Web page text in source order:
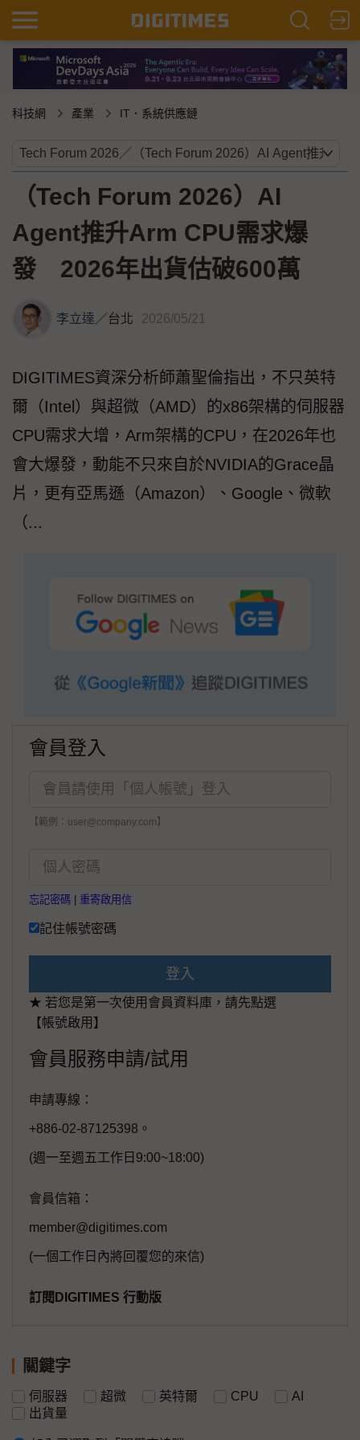
科技網 產業 IT．系統供應鏈
（Tech Forum 2026）AI
Agent推升Arm CPU需求爆
發 2026年出貨估破600萬
李立達／台北 2026/05/21
DIGITIMES資深分析師蕭聖倫指出，不只英特
爾（Intel）與超微（AMD）的x86架構的伺服器
CPU需求大增，Arm架構的CPU，在2026年也
會大爆發，動能不只來自於NVIDIA的Grace晶
片，更有亞馬遜（Amazon）、Google、微軟
（...
會員登入
【範例：user@company.com】
忘記密碼 重寄啟用信
記住帳號密碼
登入
★ 若您是第一次使用會員資料庫，請先點選
【帳號啟用】
會員服務申請/試用
申請專線：
+886-02-87125398。
(週一至週五工作日9:00~18:00)
會員信箱：
member@digitimes.com
(一個工作日內將回覆您的來信)
訂閱DIGITIMES 行動版
關鍵字
伺服器 超微 英特爾 CPU
AI
出貨量